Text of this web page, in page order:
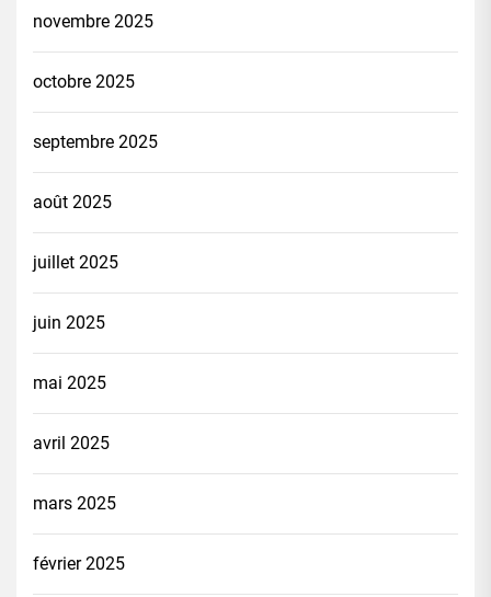
novembre 2025
octobre 2025
septembre 2025
août 2025
juillet 2025
juin 2025
mai 2025
avril 2025
mars 2025
février 2025